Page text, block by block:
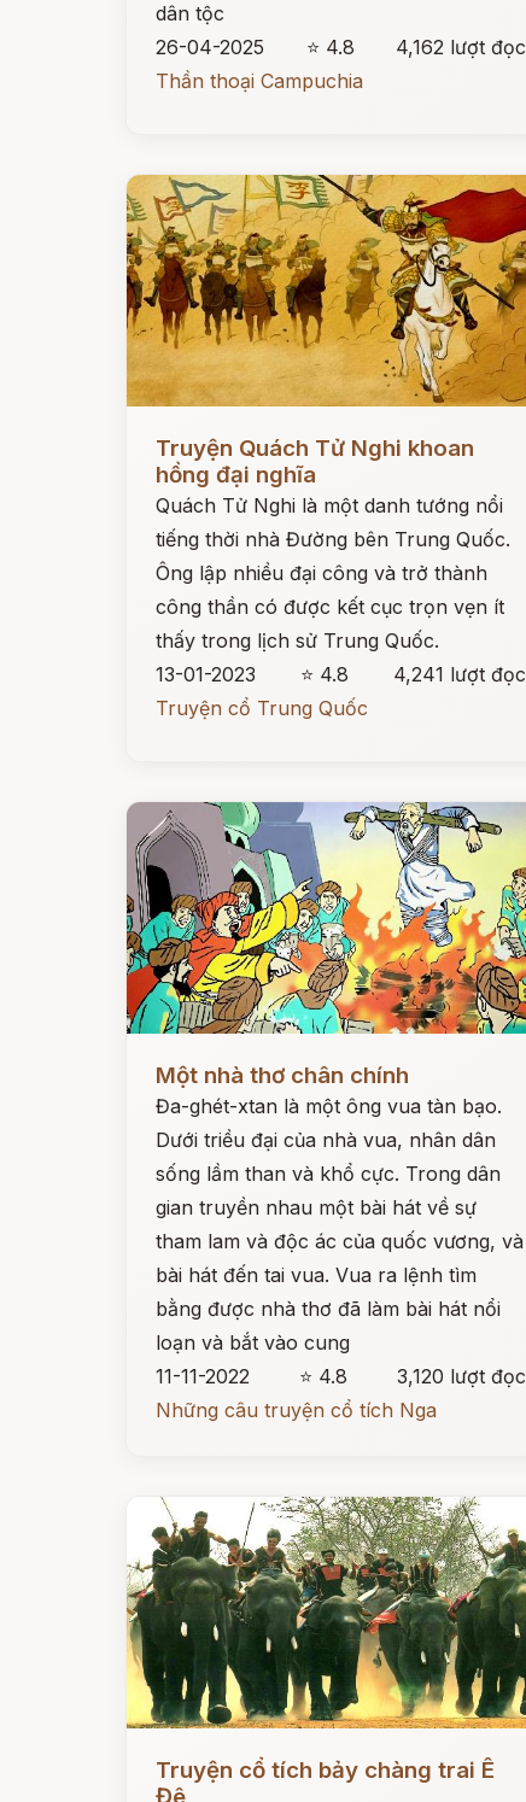
dân tộc
26-04-2025
⭐ 4.8
4,162 lượt đọc
Thần thoại Campuchia
Truyện Quách Tử Nghi khoan
hồng đại nghĩa
Quách Tử Nghi là một danh tướng nổi
tiếng thời nhà Đường bên Trung Quốc.
Ông lập nhiều đại công và trở thành
công thần có được kết cục trọn vẹn ít
thấy trong lịch sử Trung Quốc.
13-01-2023
⭐ 4.8
4,241 lượt đọc
Truyện cổ Trung Quốc
Một nhà thơ chân chính
Đa-ghét-xtan là một ông vua tàn bạo.
Dưới triều đại của nhà vua, nhân dân
sống lầm than và khổ cực. Trong dân
gian truyền nhau một bài hát về sự
tham lam và độc ác của quốc vương, và
bài hát đến tai vua. Vua ra lệnh tìm
bằng được nhà thơ đã làm bài hát nổi
loạn và bắt vào cung
11-11-2022
⭐ 4.8
3,120 lượt đọc
Những câu truyện cổ tích Nga
Truyện cổ tích bảy chàng trai Ê